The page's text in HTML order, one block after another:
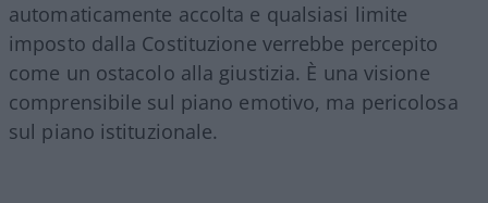
automaticamente accolta e qualsiasi limite
imposto dalla Costituzione verrebbe percepito
come un ostacolo alla giustizia. È una visione
comprensibile sul piano emotivo, ma pericolosa
sul piano istituzionale.